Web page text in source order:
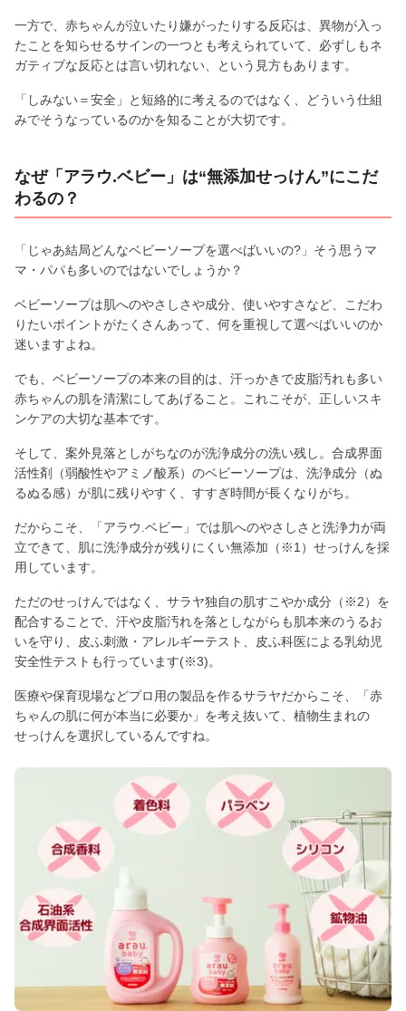
一方で、赤ちゃんが泣いたり嫌がったりする反応は、異物が入っ
たことを知らせるサインの一つとも考えられていて、必ずしもネ
ガティブな反応とは言い切れない、という見方もあります。
「しみない＝安全」と短絡的に考えるのではなく、どういう仕組
みでそうなっているのかを知ることが大切です。
なぜ「アラウ.ベビー」は“無添加せっけん”にこだ
わるの？
「じゃあ結局どんなベビーソープを選べばいいの?」そう思うマ
マ・パパも多いのではないでしょうか？
ベビーソープは肌へのやさしさや成分、使いやすさなど、こだわ
りたいポイントがたくさんあって、何を重視して選べばいいのか
迷いますよね。
でも、ベビーソープの本来の目的は、汗っかきで皮脂汚れも多い
赤ちゃんの肌を清潔にしてあげること。これこそが、正しいスキ
ンケアの大切な基本です。
そして、案外見落としがちなのが洗浄成分の洗い残し。合成界面
活性剤（弱酸性やアミノ酸系）のベビーソープは、洗浄成分（ぬ
るぬる感）が肌に残りやすく、すすぎ時間が長くなりがち。
だからこそ、「アラウ.ベビー」では肌へのやさしさと洗浄力が両
立できて、肌に洗浄成分が残りにくい無添加（※1）せっけんを採
用しています。
ただのせっけんではなく、サラヤ独自の肌すこやか成分（※2）を
配合することで、汗や皮脂汚れを落としながらも肌本来のうるお
いを守り、皮ふ刺激・アレルギーテスト、皮ふ科医による乳幼児
安全性テストも行っています(※3)。
医療や保育現場などプロ用の製品を作るサラヤだからこそ、「赤
ちゃんの肌に何が本当に必要か」を考え抜いて、植物生まれの
せっけんを選択しているんですね。